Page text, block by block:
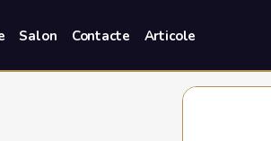
Salon Contacte Articole